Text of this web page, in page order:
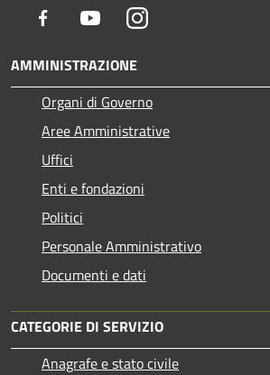
Facebook YoutubeInstagram
AMMINISTRAZIONE
Organi di Governo
Aree Amministrative
Uffici
Enti e fondazioni
Politici
Personale Amministrativo
Documenti e dati
CATEGORIE DI SERVIZIO
Anagrafe e stato civile